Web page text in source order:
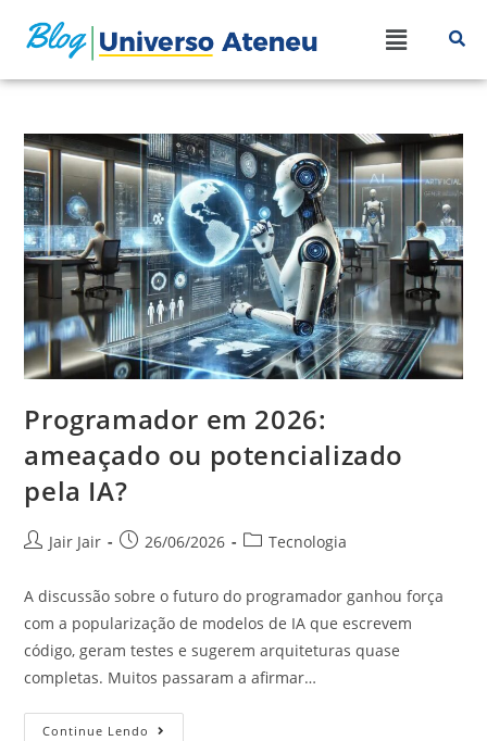
Programador em 2026:
ameaçado ou potencializado
pela IA?
Jair Jair 26/06/2026 Tecnologia
A discussão sobre o futuro do programador ganhou força
com a popularização de modelos de IA que escrevem
código, geram testes e sugerem arquiteturas quase
completas. Muitos passaram a afirmar…
Continue Lendo